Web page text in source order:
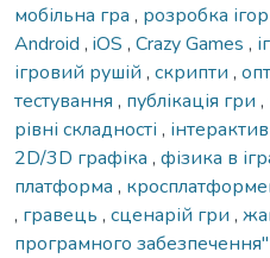
мобільна гра , розробка ігор
Android , iOS , Crazy Games ,
ігровий рушій , скрипти ,
тестування , публікація гри ,
рівні складності ,
2D/3D графіка , фізика в
платформа ,
, гравець , сценарій гри ,
програмного забезпечення"